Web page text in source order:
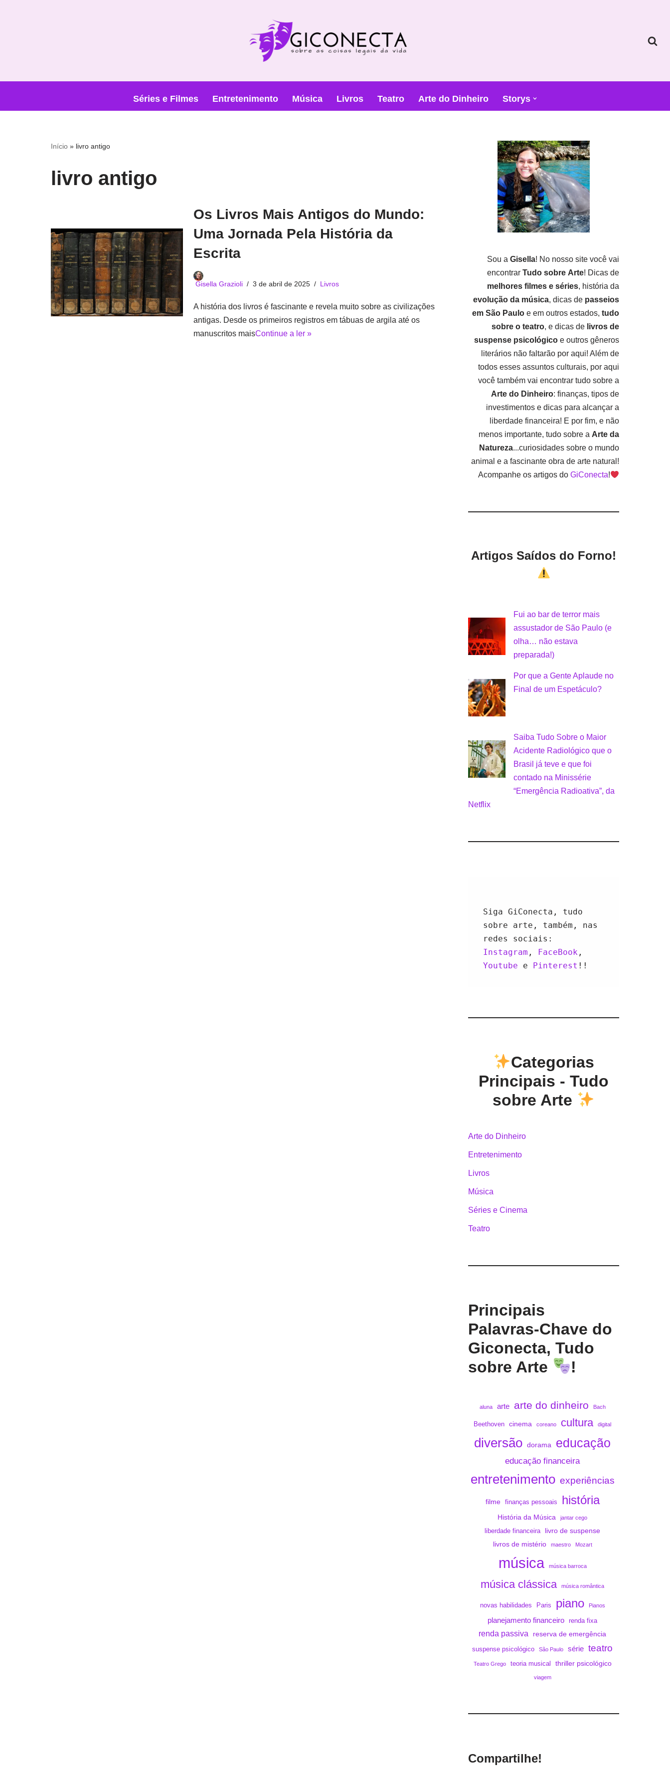
Séries e Filmes Entretenimento Música Livros Teatro Arte do Dinheiro Storys
Início » livro antigo
livro antigo
Os Livros Mais Antigos do Mundo:
Uma Jornada Pela História da
Escrita
Gisella Grazioli 3 de abril de 2025 Livros
A história dos livros é fascinante e revela muito sobre as civilizações
antigas. Desde os primeiros registros em tábuas de argila até os
manuscritos maisContinue a ler »
Sou a Gisella! No nosso site você vai
encontrar Tudo sobre Arte! Dicas de
melhores filmes e séries, história da
evolução da música, dicas de passeios
em São Pauloe em outros estados, tudo
sobre o teatro, e dicas delivros de
suspense psicológicoe outros gêneros
literários não faltarão por aqui! Além de
todos esses assuntos culturais, por aqui
você também vai encontrar tudo sobre a
Arte do Dinheiro: finanças, tipos de
investimentos e dicas para alcançar a
liberdade financeira! E por fim, e não
menos importante, tudo sobre a Arte da
Natureza...curiosidades sobre o mundo
animal e a fascinante obra de arte natural!
Acompanhe os artigos do GiConecta!
Artigos Saídos do Forno!
Fui ao bar de terror mais
assustador de São Paulo (e
olha… não estava
preparada!)
Por que a Gente Aplaude no
Final de um Espetáculo?
Saiba Tudo Sobre o Maior
Acidente Radiológico que o
Brasil já teve e que foi
contado na Minissérie
“Emergência Radioativa”, da
Netflix
Siga GiConecta, tudo
sobre arte, também, nas
Instagram , FaceBook
Youtube e Pinterest !!
Categorias
Principais - Tudo
sobre Arte
Arte do Dinheiro
Entretenimento
Livros
Música
Séries e Cinema
Teatro
Principais
Palavras-Chave do
Giconecta, Tudo
sobre Arte
!
aluna arte arte do dinheiro Bach
Beethoven cinema coreano cultura digital
diversão dorama educação
educação financeira
entretenimento experiências
filme finanças pessoais história
História da Música jantar cego
liberdade financeira
livro de suspense
livros de mistério
maestro Mozart
música música barroca
música clássica música romântica
novas habilidades Paris piano Pianos
planejamento financeiro renda fixa
renda passiva reserva de emergência
suspense psicológico São Paulo série teatro
Teatro Grego teoria musical thriller psicológico
viagem
Compartilhe!